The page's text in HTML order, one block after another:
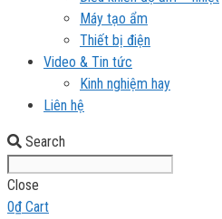
Máy tạo ẩm
Thiết bị điện
Video & Tin tức
Kinh nghiệm hay
Liên hệ
Search
Close
0₫ Cart